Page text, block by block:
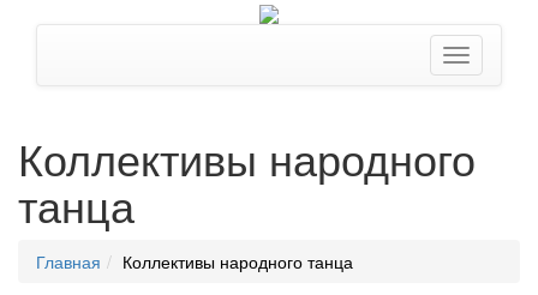
Коллективы народного
танца
Главная Коллективы народного танца